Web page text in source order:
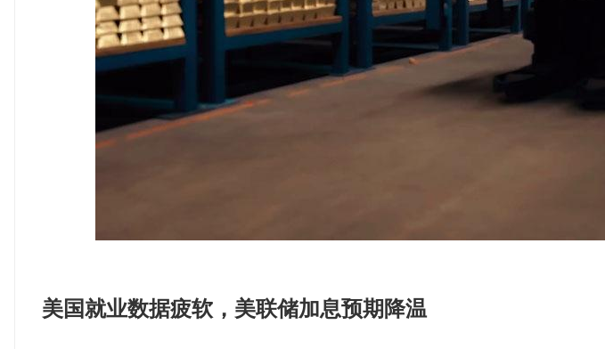
美国就业数据疲软，美联储加息预期降温